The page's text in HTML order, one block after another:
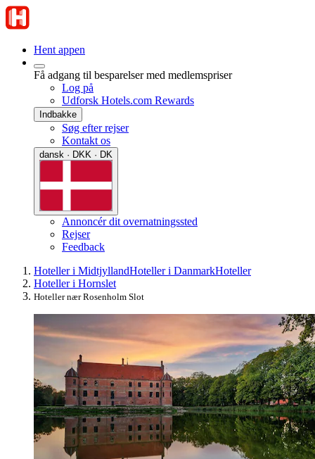
Hent appen
Få adgang til besparelser med medlemspriser
Log på
Udforsk Hotels.com Rewards
Indbakke
Søg efter rejser
Kontakt os
dansk · DKK · DK
Annoncér dit overnatningssted
Rejser
Feedback
Hoteller i MidtjyllandHoteller i DanmarkHoteller
Hoteller i Hornslet
Hoteller nær Rosenholm Slot